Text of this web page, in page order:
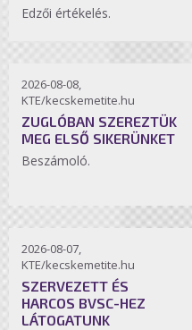
Edzői értékelés.
2026-08-08,
KTE/kecskemetite.hu
ZUGLÓBAN SZEREZTÜK
MEG ELSŐ SIKERÜNKET
Beszámoló.
2026-08-07,
KTE/kecskemetite.hu
SZERVEZETT ÉS
HARCOS BVSC-HEZ
LÁTOGATUNK